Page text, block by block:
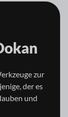
zur
der es
und